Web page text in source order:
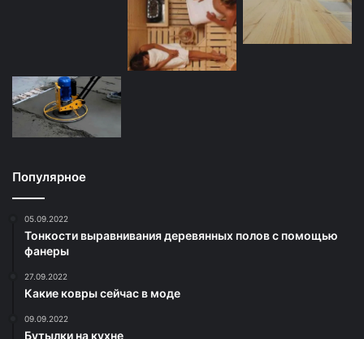
Популярное
05.09.2022
Тонкости выравнивания деревянных полов с помощью
фанеры
27.09.2022
Какие ковры сейчас в моде
09.09.2022
Бутылки на кухне